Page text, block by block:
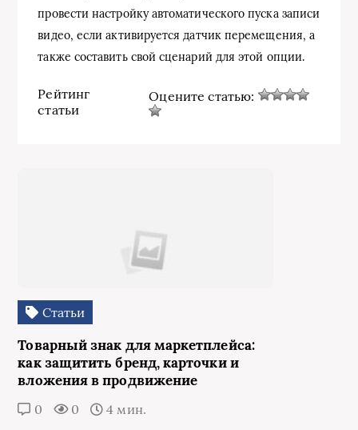
провести настройку автоматического пуска записи
видео, если активируется датчик перемещения, а
также составить свой сценарий для этой опции.
Рейтинг
статьи
Оцените статью:
Статьи
Товарный знак для маркетплейса:
как защитить бренд, карточки и
вложения в продвижение
0 0 4 мин.